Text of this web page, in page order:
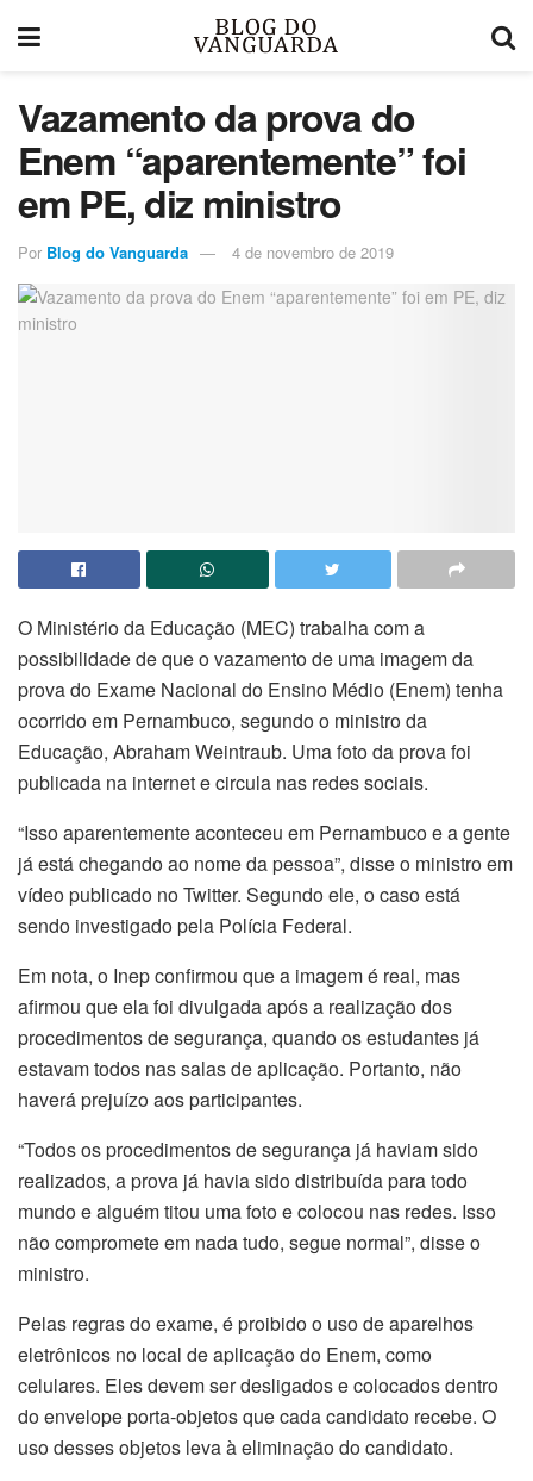
Vazamento da prova do
Enem “aparentemente” foi
em PE, diz ministro
Por Blog do Vanguarda 4 de novembro de 2019
O Ministério da Educação (MEC) trabalha com a
possibilidade de que o vazamento de uma imagem da
prova do Exame Nacional do Ensino Médio (Enem) tenha
ocorrido em Pernambuco, segundo o ministro da
Educação, Abraham Weintraub. Uma foto da prova foi
publicada na internet e circula nas redes sociais.
“Isso aparentemente aconteceu em Pernambuco e a gente
já está chegando ao nome da pessoa”, disse o ministro em
vídeo publicado no Twitter. Segundo ele, o caso está
sendo investigado pela Polícia Federal.
Em nota, o Inep confirmou que a imagem é real, mas
afirmou que ela foi divulgada após a realização dos
procedimentos de segurança, quando os estudantes já
estavam todos nas salas de aplicação. Portanto, não
haverá prejuízo aos participantes.
“Todos os procedimentos de segurança já haviam sido
realizados, a prova já havia sido distribuída para todo
mundo e alguém titou uma foto e colocou nas redes. Isso
não compromete em nada tudo, segue normal”, disse o
ministro.
Pelas regras do exame, é proibido o uso de aparelhos
eletrônicos no local de aplicação do Enem, como
celulares. Eles devem ser desligados e colocados dentro
do envelope porta-objetos que cada candidato recebe. O
uso desses objetos leva à eliminação do candidato.